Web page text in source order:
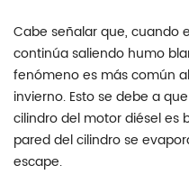
Cabe señalar que, cuando
continúa saliendo humo
fenómeno es más común
invierno. Esto se debe a
cilindro del motor diésel es
pared del cilindro se
escape.